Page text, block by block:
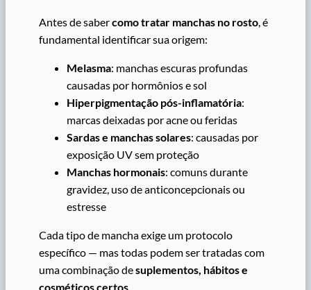
Antes de sabercomo tratar manchas no rosto, é
fundamental identificar sua origem:
Melasma: manchas escuras profundas
causadas por hormônios e sol
Hiperpigmentação pós-inflamatória:
marcas deixadas por acne ou feridas
Sardas e manchas solares: causadas por
exposição UV sem proteção
Manchas hormonais: comuns durante
gravidez, uso de anticoncepcionais ou
estresse
Cada tipo de mancha exige um protocolo
específico — mas todas podem ser tratadas com
uma combinação desuplementos, hábitos e
cosméticos certos